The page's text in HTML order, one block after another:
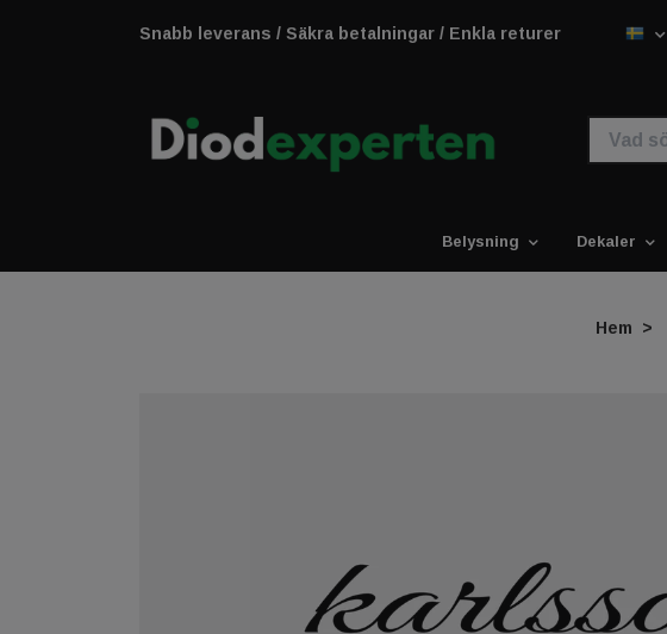
Snabb leverans / Säkra betalningar / Enkla returer
Belysning Dekaler
Hem